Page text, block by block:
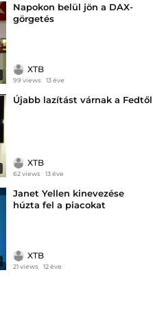
Napokon belül jön a DAX-
görgetés
XTB
99 views 13 éve
Újabb lazítást várnak a Fedtől
XTB
62 views 13 éve
Janet Yellen kinevezése
húzta fel a piacokat
XTB
21 views 12 éve